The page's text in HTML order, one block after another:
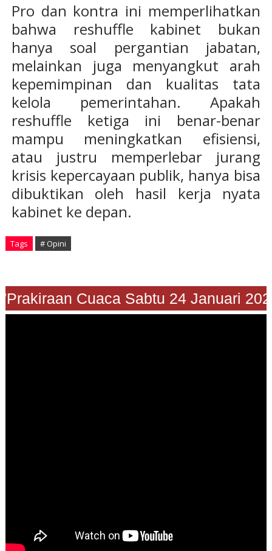
Pro dan kontra ini memperlihatkan
bahwa reshuffle kabinet bukan
hanya soal pergantian jabatan,
melainkan juga menyangkut arah
kepemimpinan dan kualitas tata
kelola pemerintahan. Apakah
reshuffle ketiga ini benar-benar
mampu meningkatkan efisiensi,
atau justru memperlebar jurang
krisis kepercayaan publik, hanya bisa
dibuktikan oleh hasil kerja nyata
kabinet ke depan.
Tags # Opini
Cuaca Sabtu 24 Januari